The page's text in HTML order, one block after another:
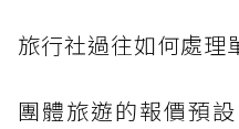
旅行社過往如何處理
團體旅遊的報價預